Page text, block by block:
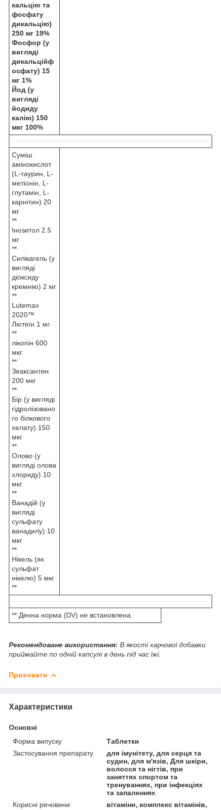
кальцію та
фосфату
дикальцію)
250 мг 19%
Фосфор (у
вигляді
дикальційф
осфату) 15
мг 1%
Йод (у
вигляді
йодиду
калію) 150
мкг 100%
Суміш
амінокислот
(L-таурин, L-
метіонін, L-
глутамін, L-
карнітин) 20
мг
**
Інозитол 2.5
мг
**
Силікагель (у
вигляді
діоксиду
кремнію) 2 мг
**
Lutemax
2020™
Лютеїн 1 мг
**
лікопін 600
мкг
**
Зеаксантин
200 мкг
**
Бір (у вигляді
гідролізовано
го білкового
хелату) 150
мкг
**
Олово (у
вигляді олова
хлориду) 10
мкг
**
Ванадій (у
вигляді
сульфату
ванадилу) 10
мкг
**
Нікель (як
сульфат
нікелю) 5 мкг
**
** Денна норма (DV) не встановлена.
Рекомендоване використання: В якості харчової добавки
приймайте по одній капсулі в день під час їжі.
Приховати
Характеристики
Основні
Форма випуску
Таблетки
Застосування препарату
для імунітету, для серця та
судин, для м'язів, Для шкіри,
волосся та нігтів, при
заняттях спортом та
тренуваннях, при інфекціях
та запаленнях
Корисні речовини
вітаміни, комплекс вітамінів,